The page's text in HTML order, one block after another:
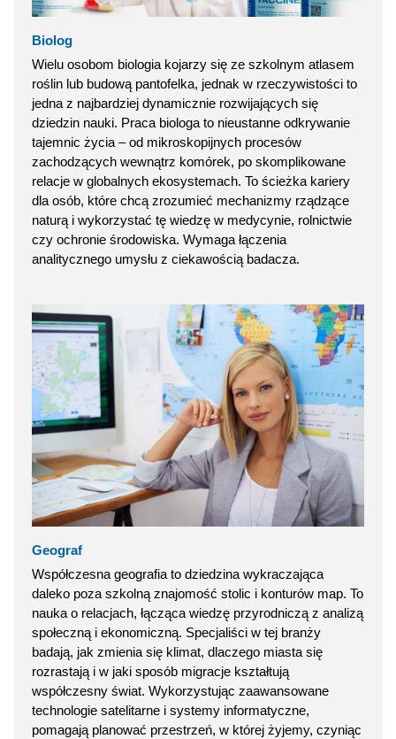
Biolog
Wielu osobom biologia kojarzy się ze szkolnym atlasem
roślin lub budową pantofelka, jednak w rzeczywistości to
jedna z najbardziej dynamicznie rozwijających się
dziedzin nauki. Praca biologa to nieustanne odkrywanie
tajemnic życia – od mikroskopijnych procesów
zachodzących wewnątrz komórek, po skomplikowane
relacje w globalnych ekosystemach. To ścieżka kariery
dla osób, które chcą zrozumieć mechanizmy rządzące
naturą i wykorzystać tę wiedzę w medycynie, rolnictwie
czy ochronie środowiska. Wymaga łączenia
analitycznego umysłu z ciekawością badacza.
Geograf
Współczesna geografia to dziedzina wykraczająca
daleko poza szkolną znajomość stolic i konturów map. To
nauka o relacjach, łącząca wiedzę przyrodniczą z analizą
społeczną i ekonomiczną. Specjaliści w tej branży
badają, jak zmienia się klimat, dlaczego miasta się
rozrastają i w jaki sposób migracje kształtują
współczesny świat. Wykorzystując zaawansowane
technologie satelitarne i systemy informatyczne,
pomagają planować przestrzeń, w której żyjemy, czyniąc